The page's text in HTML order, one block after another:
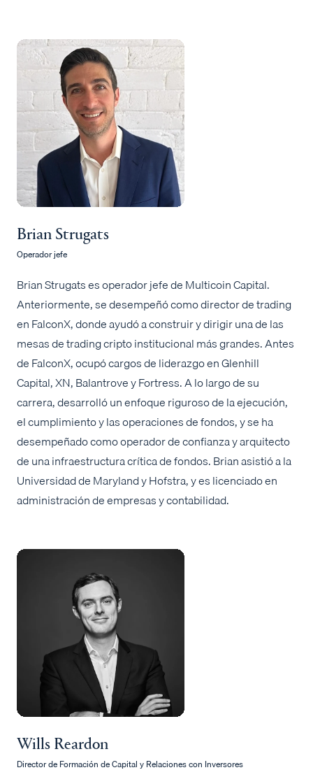
Brian Strugats
Operador jefe
Brian Strugats es operador jefe de Multicoin Capital.
Anteriormente, se desempeñó como director de trading
en FalconX, donde ayudó a construir y dirigir una de las
mesas de trading cripto institucional más grandes. Antes
de FalconX, ocupó cargos de liderazgo en Glenhill
Capital, XN, Balantrove y Fortress. A lo largo de su
carrera, desarrolló un enfoque riguroso de la ejecución,
el cumplimiento y las operaciones de fondos, y se ha
desempeñado como operador de confianza y arquitecto
de una infraestructura crítica de fondos. Brian asistió a la
Universidad de Maryland y Hofstra, y es licenciado en
administración de empresas y contabilidad.
Wills Reardon
Director de Formación de Capital y Relaciones con Inversores